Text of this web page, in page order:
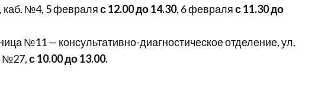
каб. №4, 5 февраляс 12.00 до 14.30, 6 февраляс 11.30 до
№11 — консультативно-диагностическое отделение, ул.
№27,с 10.00 до 13.00.